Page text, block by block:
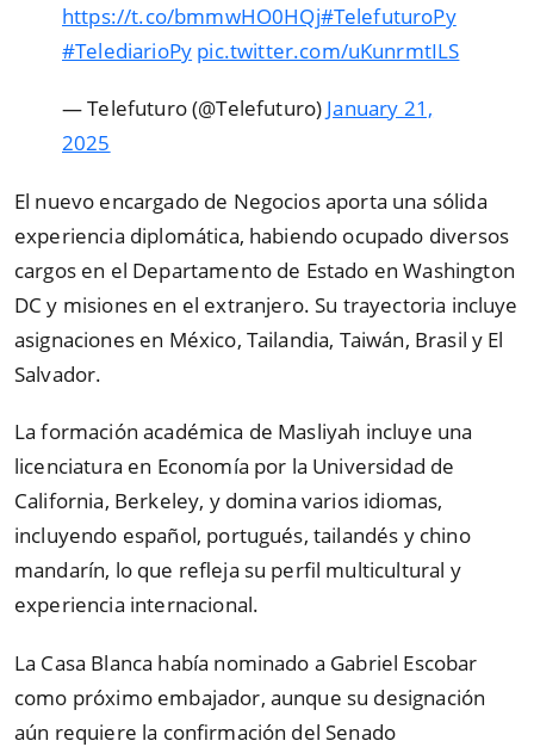
https://t.co/bmmwHO0HQj#TelefuturoPy
#TelediarioPy pic.twitter.com/uKunrmtILS
— Telefuturo (@Telefuturo) January 21,
2025
El nuevo encargado de Negocios aporta una sólida
experiencia diplomática, habiendo ocupado diversos
cargos en el Departamento de Estado en Washington
DC y misiones en el extranjero. Su trayectoria incluye
asignaciones en México, Tailandia, Taiwán, Brasil y El
Salvador.
La formación académica de Masliyah incluye una
licenciatura en Economía por la Universidad de
California, Berkeley, y domina varios idiomas,
incluyendo español, portugués, tailandés y chino
mandarín, lo que refleja su perfil multicultural y
experiencia internacional.
La Casa Blanca había nominado a Gabriel Escobar
como próximo embajador, aunque su designación
aún requiere la confirmación del Senado